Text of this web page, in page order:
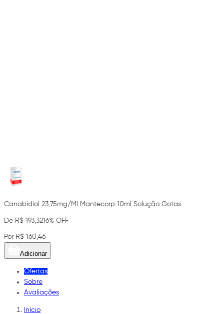
Canabidiol 23,75mg/Ml Mantecorp 10ml Solução Gotas
De R$ 193,3216% OFF
Por R$ 160,46
Adicionar
Ofertas
Sobre
Avaliações
Início